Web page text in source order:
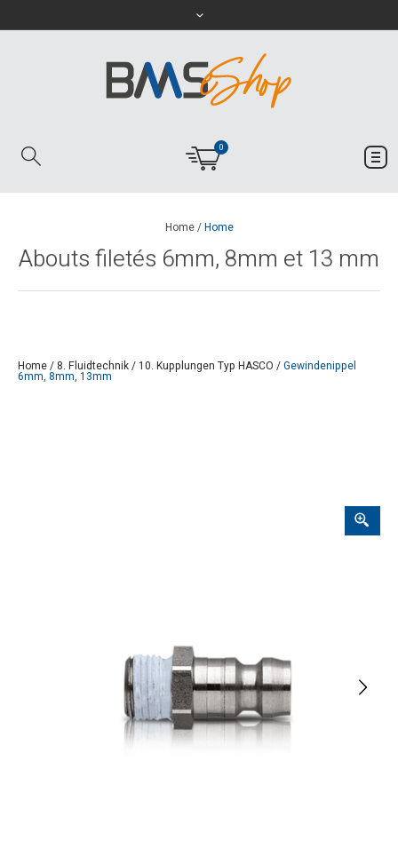
0
Home/Home
Abouts filetés 6mm, 8mm et 13 mm
Home/8. Fluidtechnik/10. Kupplungen Typ HASCO /Gewindenippel
6mm, 8mm, 13mm